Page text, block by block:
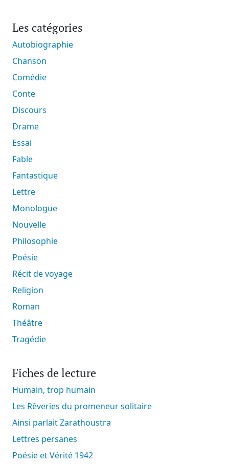
Les catégories
Autobiographie
Chanson
Comédie
Conte
Discours
Drame
Essai
Fable
Fantastique
Lettre
Monologue
Nouvelle
Philosophie
Poésie
Récit de voyage
Religion
Roman
Théâtre
Tragédie
Fiches de lecture
Humain, trop humain
Les Rêveries du promeneur solitaire
Ainsi parlait Zarathoustra
Lettres persanes
Poésie et Vérité 1942